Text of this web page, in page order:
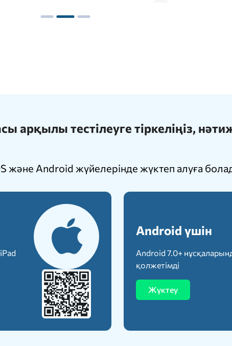
арқылы тестілеуге тіркеліңіз,
және Android жүйелерінде жүктеп алуға
Android үшін
Android 7.0+
қолжетімді
Жүктеу